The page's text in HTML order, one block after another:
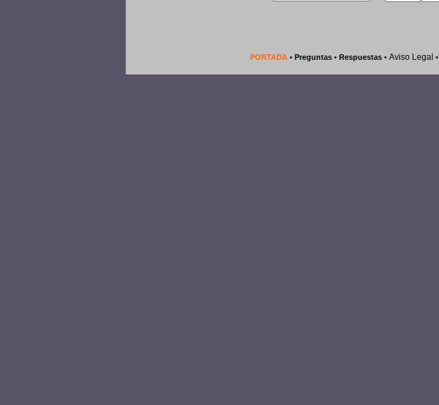
PORTADA • Preguntas • Respuestas • Aviso Legal •